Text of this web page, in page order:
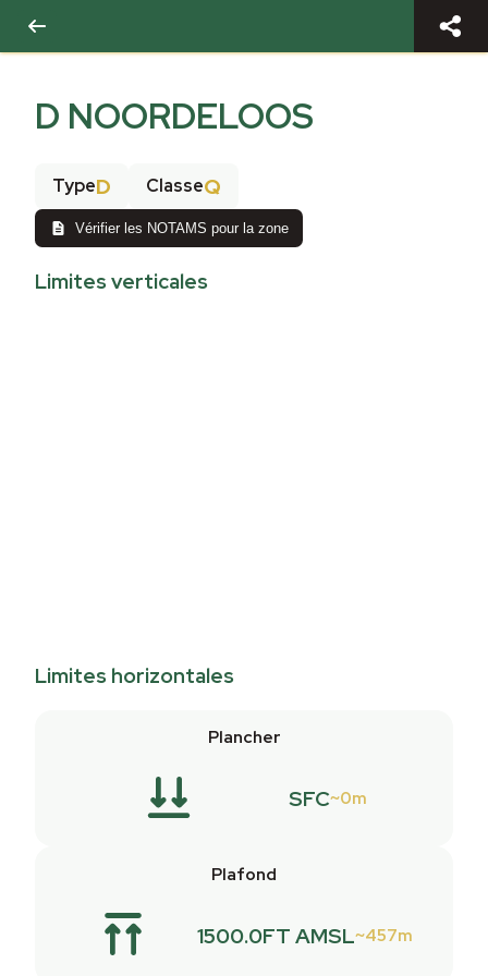
D NOORDELOOS
TypeD ClasseQ
Vérifier les NOTAMS pour la zone
Limites verticales
Limites horizontales
Plancher
SFC 0m
Plafond
1500.0FT AMSL 457m